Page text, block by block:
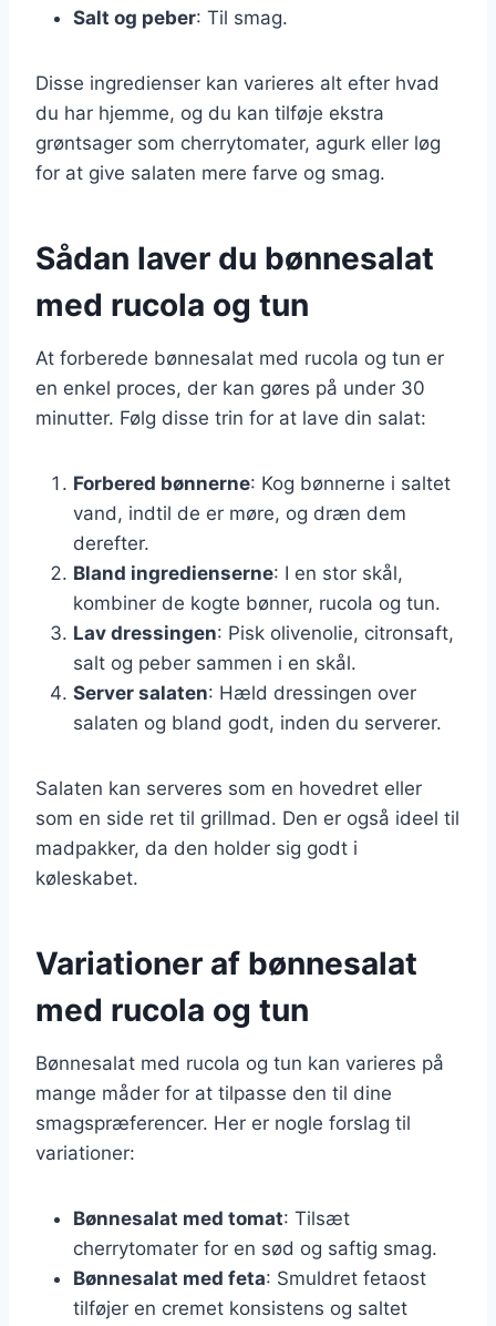
Salt og peber: Til smag.
Disse ingredienser kan varieres alt efter hvad
du har hjemme, og du kan tilføje ekstra
grøntsager som cherrytomater, agurk eller løg
for at give salaten mere farve og smag.
Sådan laver du bønnesalat
med rucola og tun
At forberede bønnesalat med rucola og tun er
en enkel proces, der kan gøres på under 30
minutter. Følg disse trin for at lave din salat:
Forbered bønnerne: Kog bønnerne i saltet
vand, indtil de er møre, og dræn dem
derefter.
Bland ingredienserne: I en stor skål,
kombiner de kogte bønner, rucola og tun.
Lav dressingen: Pisk olivenolie, citronsaft,
salt og peber sammen i en skål.
Server salaten: Hæld dressingen over
salaten og bland godt, inden du serverer.
Salaten kan serveres som en hovedret eller
som en side ret til grillmad. Den er også ideel til
madpakker, da den holder sig godt i
køleskabet.
Variationer af bønnesalat
med rucola og tun
Bønnesalat med rucola og tun kan varieres på
mange måder for at tilpasse den til dine
smagspræferencer. Her er nogle forslag til
variationer:
Bønnesalat med tomat: Tilsæt
cherrytomater for en sød og saftig smag.
Bønnesalat med feta: Smuldret fetaost
tilføjer en cremet konsistens og saltet